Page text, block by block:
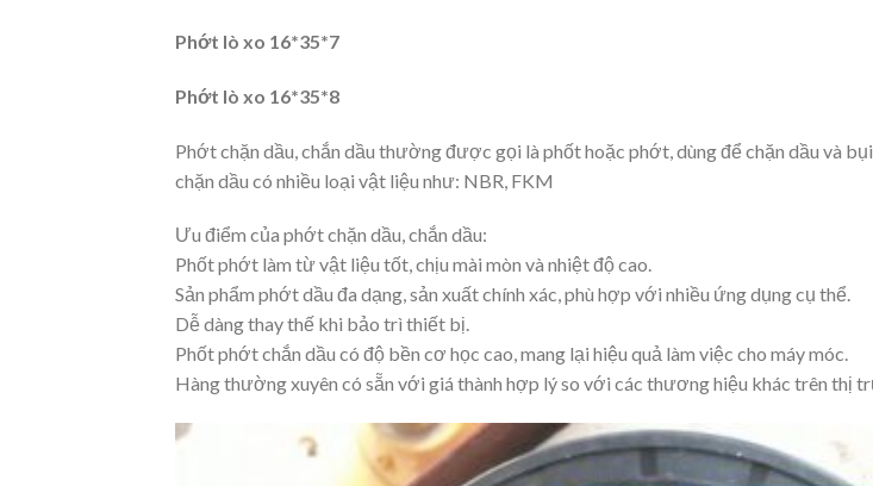
Phớt lò xo 16*35*7
Phớt lò xo 16*35*8
Phớt chặn dầu, chắn dầu thường được gọi là phốt hoặc phớt, dùng để chặn dầu và
chặn dầu có nhiều loại vật liệu như: NBR, FKM
Ưu điểm của phớt chặn dầu, chắn dầu:
Phốt phớt làm từ vật liệu tốt, chịu mài mòn và nhiệt độ cao.
Sản phẩm phớt dầu đa dạng, sản xuất chính xác, phù hợp với nhiều ứng dụng cụ thể.
Dễ dàng thay thế khi bảo trì thiết bị.
Phốt phớt chắn dầu có độ bền cơ học cao, mang lại hiệu quả làm việc cho máy móc.
Hàng thường xuyên có sẵn với giá thành hợp lý so với các thương hiệu khác trên thị